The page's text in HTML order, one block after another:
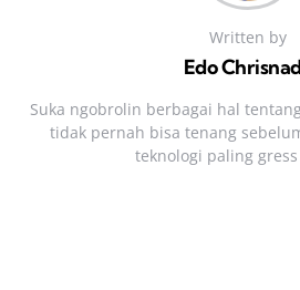
Written by
Edo
Suka ngobrolin berbagai hal
tidak pernah bisa tenang
teknologi paling